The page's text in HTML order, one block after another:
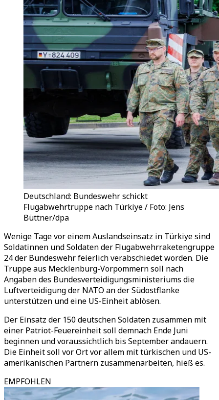
Deutschland: Bundeswehr schickt
Flugabwehrtruppe nach Türkiye / Foto: Jens
Büttner/dpa
Wenige Tage vor einem Auslandseinsatz in Türkiye sind
Soldatinnen und Soldaten der Flugabwehrraketengruppe
24 der Bundeswehr feierlich verabschiedet worden. Die
Truppe aus Mecklenburg-Vorpommern soll nach
Angaben des Bundesverteidigungsministeriums die
Luftverteidigung der NATO an der Südostflanke
unterstützen und eine US-Einheit ablösen.
Der Einsatz der 150 deutschen Soldaten zusammen mit
einer Patriot-Feuereinheit soll demnach Ende Juni
beginnen und voraussichtlich bis September andauern.
Die Einheit soll vor Ort vor allem mit türkischen und US-
amerikanischen Partnern zusammenarbeiten, hieß es.
EMPFOHLEN